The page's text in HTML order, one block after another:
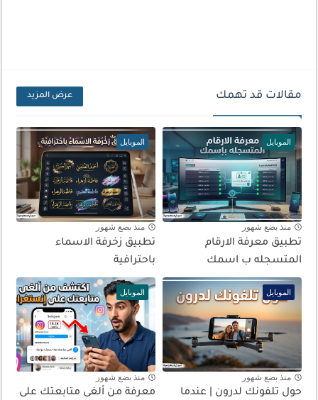
مقالات قد تهمك عرض المزيد
الموبايل
منذ بضع شهور
تطبيق معرفة الارقام
المتسجله ب اسمك
الموبايل
منذ بضع شهور
تطبيق زخرفة الاسماء
باحترافية
الموبايل
منذ بضع شهور
حول تلفونك لدرون | عندما
الموبايل
منذ بضع شهور
معرفة من ألغى متابعتك على